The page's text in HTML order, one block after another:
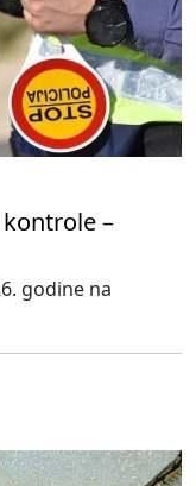
–
godine na